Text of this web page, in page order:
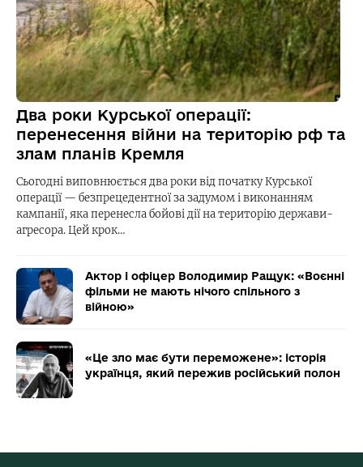
Два роки Курської операції:
перенесення війни на територію рф та
злам планів Кремля
Сьогодні виповнюється два роки від початку Курської
операції — безпрецедентної за задумом і виконанням
кампанії, яка перенесла бойові дії на територію держави-
агресора. Цей крок…
Актор і офіцер Володимир Ращук: «Воєнні
фільми не мають нічого спільного з
війною»
«Це зло має бути переможене»: історія
українця, який пережив російський полон